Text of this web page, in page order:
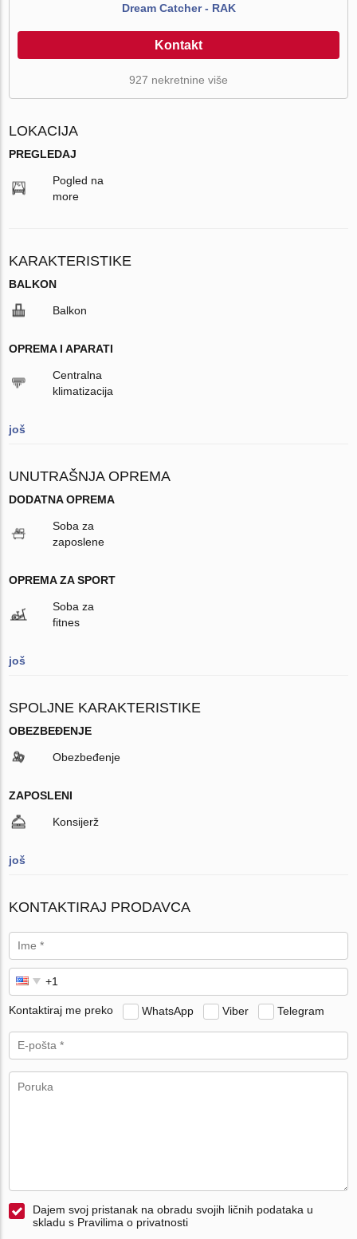
Dream Catcher - RAK
Kontakt
927 nekretnine više
LOKACIJA
PREGLEDAJ
Pogled na
more
KARAKTERISTIKE
BALKON
Balkon
OPREMA I APARATI
Centralna
klimatizacija
još
UNUTRAŠNJA OPREMA
DODATNA OPREMA
Soba za
zaposlene
OPREMA ZA SPORT
Soba za
fitnes
još
SPOLJNE KARAKTERISTIKE
OBEZBEĐENJE
Obezbeđenje
ZAPOSLENI
Konsijerž
još
KONTAKTIRAJ PRODAVCA
Kontaktiraj me preko WhatsApp Viber Telegram
Dajem svoj pristanak na obradu svojih ličnih podataka u
skladu s Pravilima o privatnosti